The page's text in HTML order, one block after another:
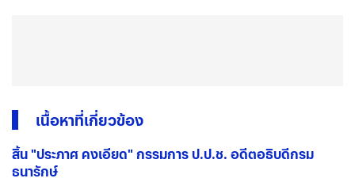
เนื้อหาที่เกี่ยวข้อง
สิ้น "ประภาศ คงเอียด" กรรมการ ป.ป.ช. อดีตอธิบดีกรม
ธนารักษ์